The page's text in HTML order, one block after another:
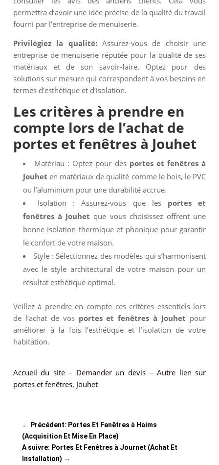
permettra d’avoir une idée précise de la qualité du travail
fourni par l’entreprise de menuiserie.
Privilégiez la qualité:Assurez-vous de choisir une
entreprise de menuiserie réputée pour la qualité de ses
matériaux et de son savoir-faire. Optez pour des
solutions sur mesure qui correspondent à vos besoins en
termes d’esthétique et d’isolation.
Les critères à prendre en
compte lors de l’achat de
portes et fenêtres à Jouhet
Matériau : Optez pour des portes et fenêtres à
Jouhet en matériaux de qualité comme le bois, le PVC
ou l’aluminium pour une durabilité accrue.
Isolation : Assurez-vous que les portes et
fenêtres à Jouhet que vous choisissez offrent une
bonne isolation thermique et phonique pour garantir
le confort de votre maison.
Style : Sélectionnez des modèles qui s’harmonisent
avec le style architectural de votre maison pour un
résultat esthétique optimal.
Veillez à prendre en compte ces critères essentiels lors
de l’achat de vos portes et fenêtres à Jouhet pour
améliorer à la fois l’esthétique et l’isolation de votre
habitation.
Accueil du site– Demander un devis –Autre lien sur
portes et fenêtres, Jouhet
← Précédent: Portes Et Fenêtres à Haims
(Acquisition Et Mise En Place)
A suivre: Portes Et Fenêtres à Journet (Achat Et
Installation) →